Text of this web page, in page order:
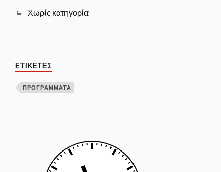
Χωρίς κατηγορία
ΕΤΙΚΈΤΕΣ
ΠΡΟΓΡΑΜΜΑΤΑ